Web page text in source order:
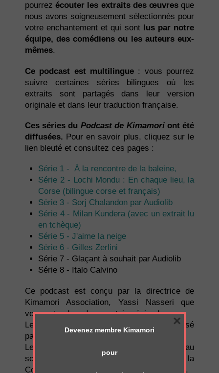
pourrez écouter les extraits des œuvres que
nous avons soigneusement sélectionnés pour
votre enchantement et qui sont
lus par notre
équipe, des comédiens ou les auteurs eux-
mêmes.
Ce podcast est multilingue : vous pourrez
suivre certaines séries bilingues où les
extraits sont partagés dans leur version
originale et dans leur traduction française.
Ces séries du Podcast de Kimamoriont été
diffusées. Pour en savoir plus, cliquez sur le
lien bleuté et consultez ces pages :
Série 1 - À la rencontre de la baleine,
Série 2 - Lochi Mondu : En chaque lieu, la
Corse (bilingue corse et français)
Série 3 - Sorj Chalandon par Audiolib
Série 4 - Milan Kundera (avec un extrait lu
en tchèque)
Série 5 - J'aime la neige
Série 6 - Gilles Zerlini
Série 7 - Glaçant à souhait par Audiolib
Série 8 - Italo Calvino
Ce podcast est conçu par la directrice de
Kimamori Association, Yassi Nasseri que
vous entendrez dans certains épisodes.
Le générique de notre podcast est composé
par Jean-Pierre Marcellesi pour Kimamori.
Le podcast de Kimamori existe grâce au
soutien de la Collectivité de Corse et de la
Communauté des Communes de Sud-Corse.
Devenez membre Kimamori
pour
×